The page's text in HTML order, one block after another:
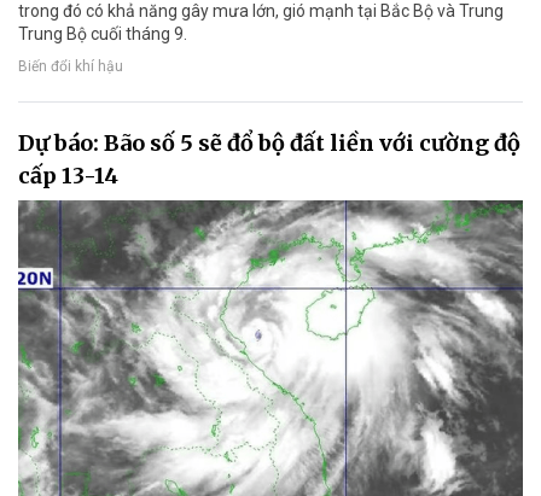
trong đó có khả năng gây mưa lớn, gió mạnh tại Bắc Bộ và Trung
Trung Bộ cuối tháng 9.
Biến đổi khí hậu
Dự báo: Bão số 5 sẽ đổ bộ đất liền với cường độ
cấp 13-14